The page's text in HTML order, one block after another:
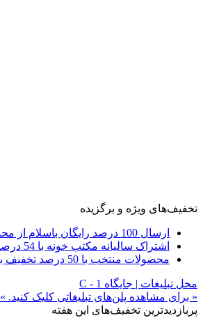
تخفیف‌های ویژه و برگزیده
ارسال 100 درصد رایگان باسلام از محصولات منتخب
اشتراک سالیانه مکتب خونه با 54 درصد تخفیف
محصولات منتخب با 50 درصد تخفیف بنیکس
محل تبلیغات | جایگاه C - 1
« برای مشاهده پلن‌های تبلیغاتی کلیک کنید. »
پربازدیدترین تخفیف‌های این هفته